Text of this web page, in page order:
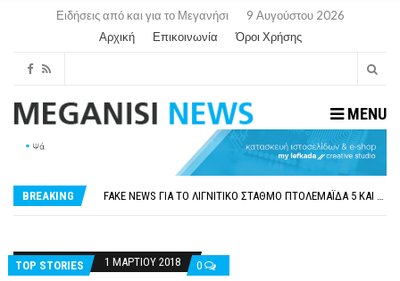
Ειδήσεις από και για το Μεγανήσι
9 Αυγούστου 2026
Αρχική
Επικοινωνία Όροι Χρήσης
MENU
BREAKING
ΠΑΡΑΙΤΉΘΗΚΕ Η ΑΝΤΙΔΉΜΑΡΧΟΣ ΠΟΛΙΤΙΣΜΟΎ ΜΕΓΑΝΗΣΊΟΥ Κ . ΕΥΑΓΓΕΛΊΑ ΜΕΛΆ. Η ΕΠΙΣΤΟΛΉ ΤΗΣ ΠΑΡΑΊΤΗΣΗΣ
FAKE NEWS ΓΙΑ ΤΟ ΛΙΓΝΙΤΙΚΌ ΣΤΑΘΜΌ ΠΤΟΛΕΜΑΪ́ΔΑ 5 ΚΑΙ ΤΗΝ ΕΝΕΡΓΕΙΑΚΉ ΑΣΦΆΛΕΙΑ ΤΗΣ ΧΏΡΑΣ
TOP STORIES
1 ΜΑΡΤΊΟΥ 2018 0